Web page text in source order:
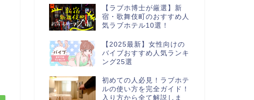
【ラブホ博士が厳選】新
宿・歌舞伎町のおすすめ人
気ラブホテル10選！
【2025最新】女性向けの
バイブおすすめ人気ランキ
ング25選
初めての人必見！ラブホテ
ルの使い方を完全ガイド！
入り方から全て解説しま